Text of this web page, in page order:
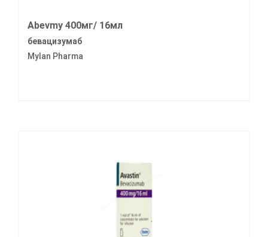
Abevmy 400мг/ 16мл
бевацизумаб
Mylan Pharma